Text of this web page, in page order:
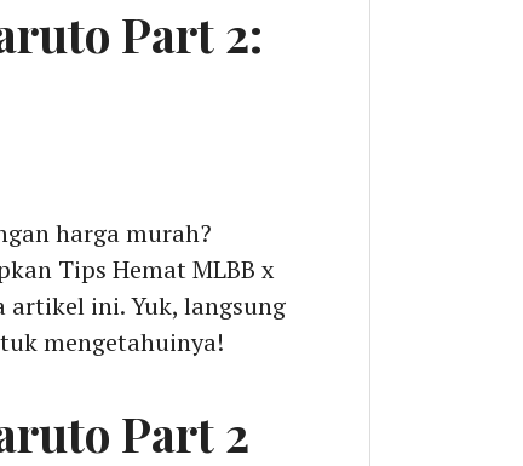
Part 2:
harga murah?
Tips Hemat MLBB x
artikel ini. Yuk, langsung
mengetahuinya!
Part 2